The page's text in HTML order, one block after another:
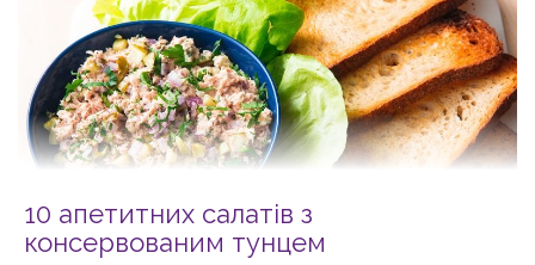
10 апетитних салатів з
консервованим тунцем